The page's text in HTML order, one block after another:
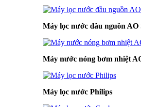
Máy lọc nước đầu nguồn AO
Máy nước nóng bơm nhiệt
Máy lọc nước Philips